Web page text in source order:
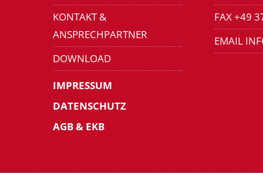
KONTAKT &
ANSPRECHPARTNER
DOWNLOAD
IMPRESSUM
DATENSCHUTZ
AGB & EKB
FAX +49
EMAIL